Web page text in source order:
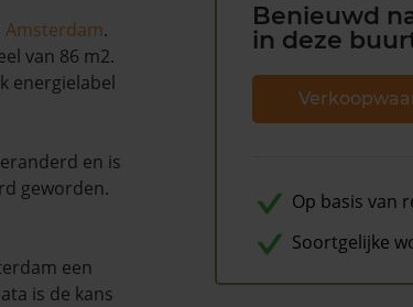
Amsterdam.
van 86 m2.
energielabel
en is
geworden.
een
is de kans
Benieuwd
in deze
Op basis van
Soortgelijke